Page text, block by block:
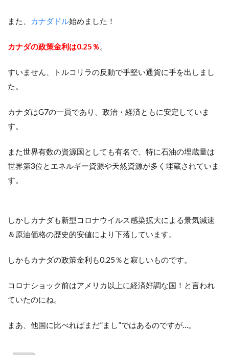
また、 カナダドル始めました！
カナダの政策金利は0.25％。
すいません、トルコリラの反動で手堅い通貨に手を出しまし
た。
カナダはG7の一員であり、政治・経済ともに安定していま
す。
また世界有数の資源国としても有名で、特に石油の埋蔵量は
世界第3位とエネルギー資源や天然資源が多く埋蔵されていま
す。
しかしカナダも新型コロナウイルス感染拡大による景気減速
＆原油価格の歴史的安値により下落しています。
しかもカナダの政策金利も0.25％と寂しいものです。
コロナショック前はアメリカ以上に経済好調な国！と言われ
ていたのにね。
まあ、他国に比べればまだ”まし”ではあるのですが…。